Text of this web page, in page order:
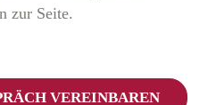
zur Seite.
VEREINBAREN